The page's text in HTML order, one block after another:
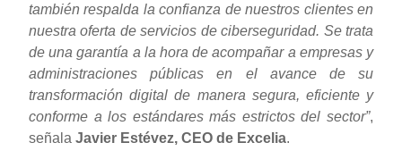
también respalda la confianza de nuestros clientes en
nuestra oferta de servicios de ciberseguridad. Se trata
de una garantía a la hora de acompañar a empresas y
administraciones públicas en el avance de su
transformación digital de manera segura, eficiente y
conforme a los estándares más estrictos del sector”,
señala Javier Estévez, CEO de Excelia.